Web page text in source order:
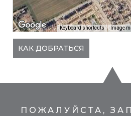
Keyboard shortcuts Image
КАК ДОБРАТЬСЯ
ПОЖАЛУЙСТА,